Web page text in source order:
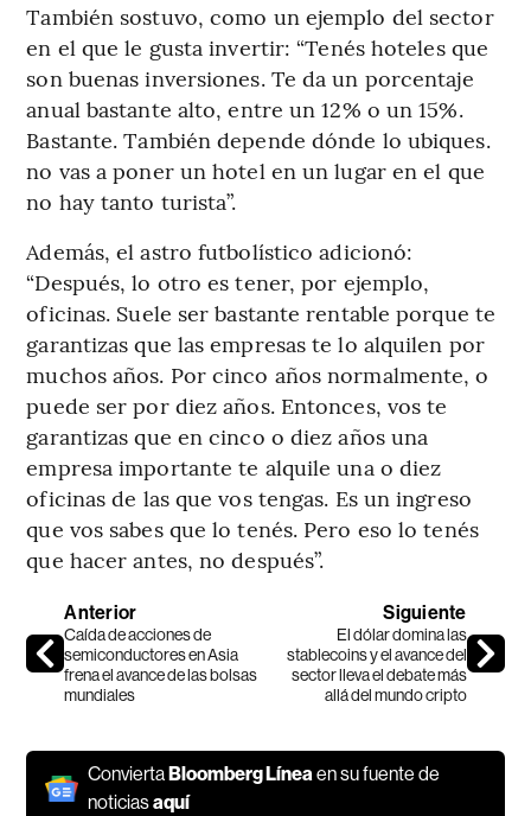
También sostuvo, como un ejemplo del sector
en el que le gusta invertir: “Tenés hoteles que
son buenas inversiones. Te da un porcentaje
anual bastante alto, entre un 12% o un 15%.
Bastante. También depende dónde lo ubiques.
no vas a poner un hotel en un lugar en el que
no hay tanto turista”.
Además, el astro futbolístico adicionó:
“Después, lo otro es tener, por ejemplo,
oficinas. Suele ser bastante rentable porque te
garantizas que las empresas te lo alquilen por
muchos años. Por cinco años normalmente, o
puede ser por diez años. Entonces, vos te
garantizas que en cinco o diez años una
empresa importante te alquile una o diez
oficinas de las que vos tengas. Es un ingreso
que vos sabes que lo tenés. Pero eso lo tenés
que hacer antes, no después”.
Anterior
Caída de acciones de
semiconductores en Asia
frena el avance de las bolsas
mundiales
Siguiente
El dólar domina las
stablecoins y el avance del
sector lleva el debate más
allá del mundo cripto
ConviertaBloomberg Líneaen su fuente de
noticiasaquí